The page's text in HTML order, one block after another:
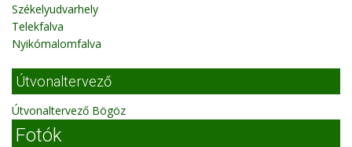
Székelyudvarhely
Telekfalva
Nyikómalomfalva
Útvonaltervező
Útvonaltervező Bögöz
Fotók